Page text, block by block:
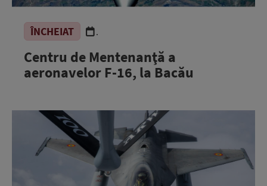
ÎNCHEIAT .
Centru de Mentenanţă a
aeronavelor F-16, la Bacău